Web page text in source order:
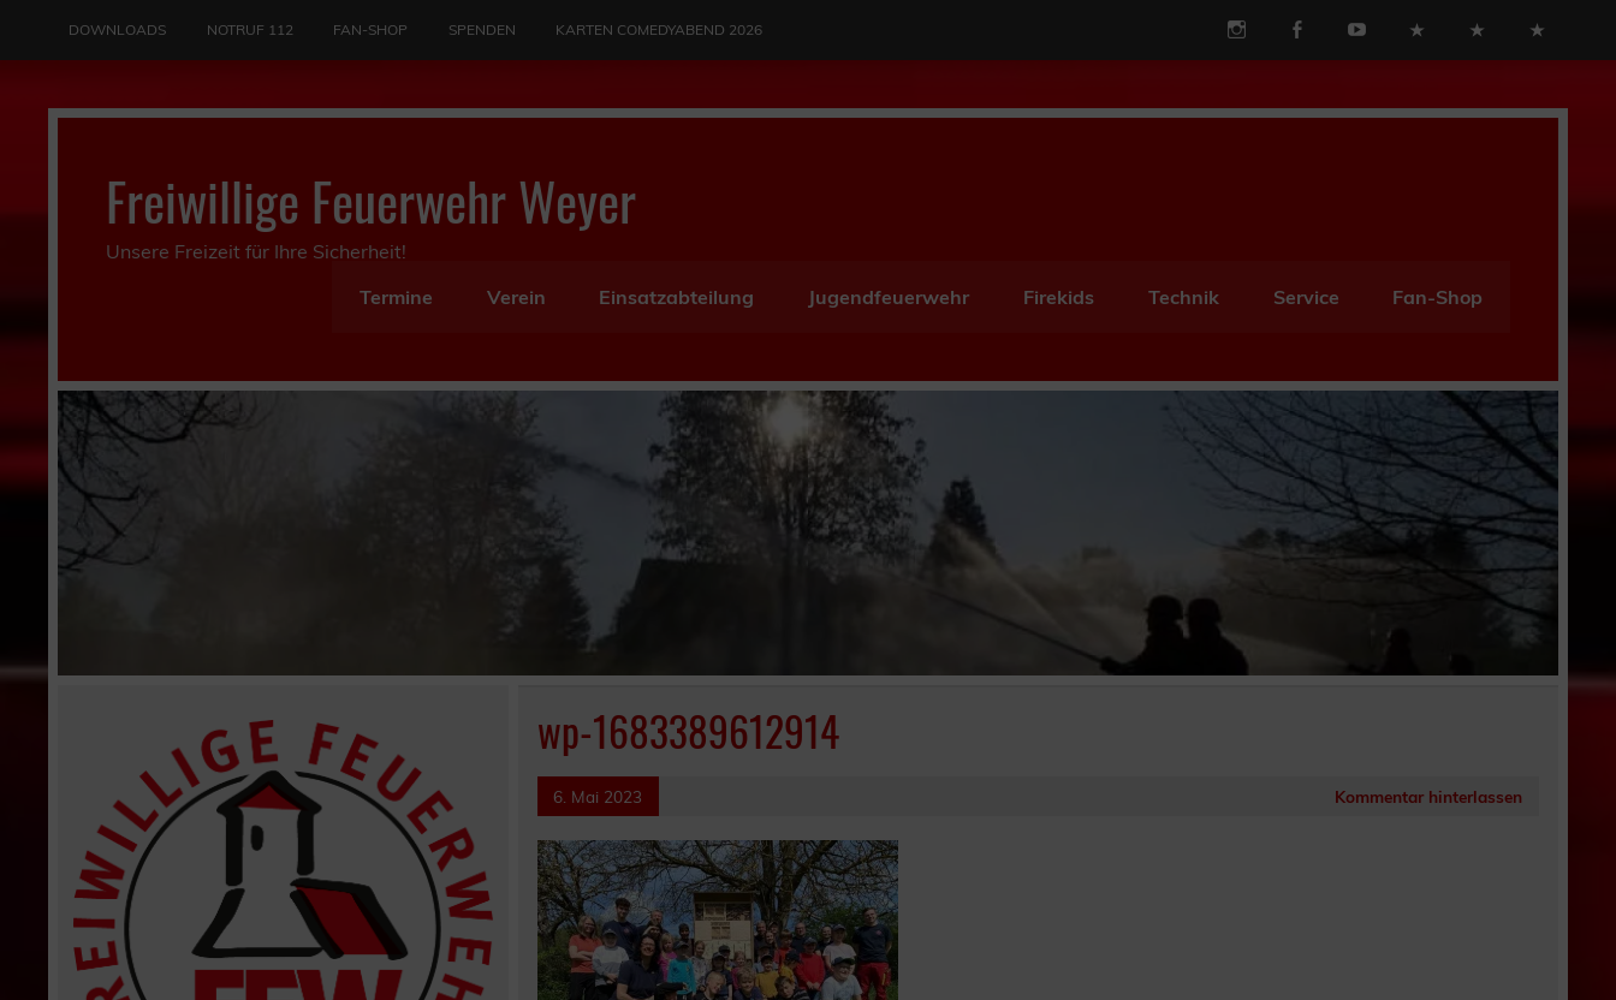
DOWNLOADS NOTRUF 112 FAN-SHOP SPENDEN KARTEN COMEDYABEND 2026
Freiwillige Feuerwehr Weyer
Unsere Freizeit für Ihre Sicherheit!
Termine
Verein Einsatzabteilung Jugendfeuerwehr Firekids Technik Service Fan-Shop
wp-1683389612914
6. Mai 2023 Kommentar hinterlassen